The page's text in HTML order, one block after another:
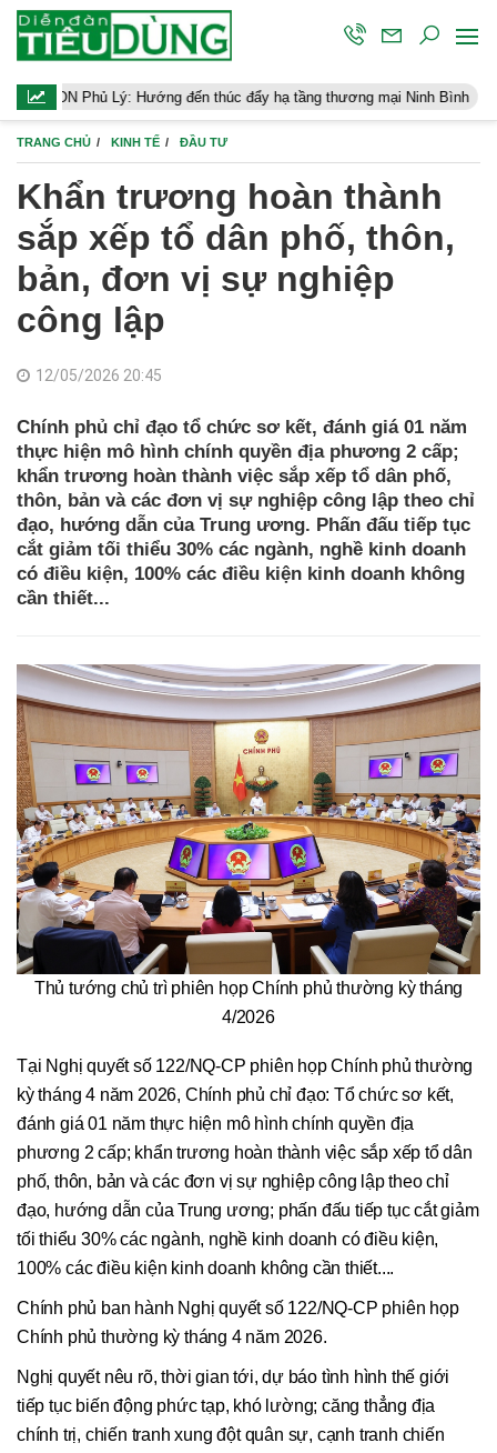
Hướng đến thúc đẩy hạ tầng thương mại Ninh Bình Điều hành
TRANG CHỦ KINH TẾ ĐẦU TƯ
Khẩn trương hoàn thành
sắp xếp tổ dân phố, thôn,
bản, đơn vị sự nghiệp
công lập
12/05/2026 20:45
Chính phủ chỉ đạo tổ chức sơ kết, đánh giá 01 năm
thực hiện mô hình chính quyền địa phương 2 cấp;
khẩn trương hoàn thành việc sắp xếp tổ dân phố,
thôn, bản và các đơn vị sự nghiệp công lập theo chỉ
đạo, hướng dẫn của Trung ương. Phấn đấu tiếp tục
cắt giảm tối thiểu 30% các ngành, nghề kinh doanh
có điều kiện, 100% các điều kiện kinh doanh không
cần thiết...
Thủ tướng chủ trì phiên họp Chính phủ thường kỳ tháng
4/2026
Tại Nghị quyết số 122/NQ-CP phiên họp Chính phủ thường
kỳ tháng 4 năm 2026, Chính phủ chỉ đạo: Tổ chức sơ kết,
đánh giá 01 năm thực hiện mô hình chính quyền địa
phương 2 cấp; khẩn trương hoàn thành việc sắp xếp tổ dân
phố, thôn, bản và các đơn vị sự nghiệp công lập theo chỉ
đạo, hướng dẫn của Trung ương; phấn đấu tiếp tục cắt giảm
tối thiểu 30% các ngành, nghề kinh doanh có điều kiện,
100% các điều kiện kinh doanh không cần thiết....
Chính phủ ban hành Nghị quyết số 122/NQ-CP phiên họp
Chính phủ thường kỳ tháng 4 năm 2026.
Nghị quyết nêu rõ, thời gian tới, dự báo tình hình thế giới
tiếp tục biến động phức tạp, khó lường; căng thẳng địa
chính trị, chiến tranh xung đột quân sự, cạnh tranh chiến